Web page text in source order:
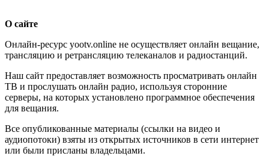
О сайте
Онлайн-ресурс yootv.online не осуществляет онлайн вещание,
трансляцию и ретрансляцию телеканалов и радиостанций.
Наш сайт предоставляет возможность просматривать онлайн
ТВ и прослушать онлайн радио, используя сторонние
серверы, на которых установлено программное обеспечения
для вещания.
Все опубликованные материалы (ссылки на видео и
аудиопотоки) взяты из открытых источников в сети интернет
или были присланы владельцами.